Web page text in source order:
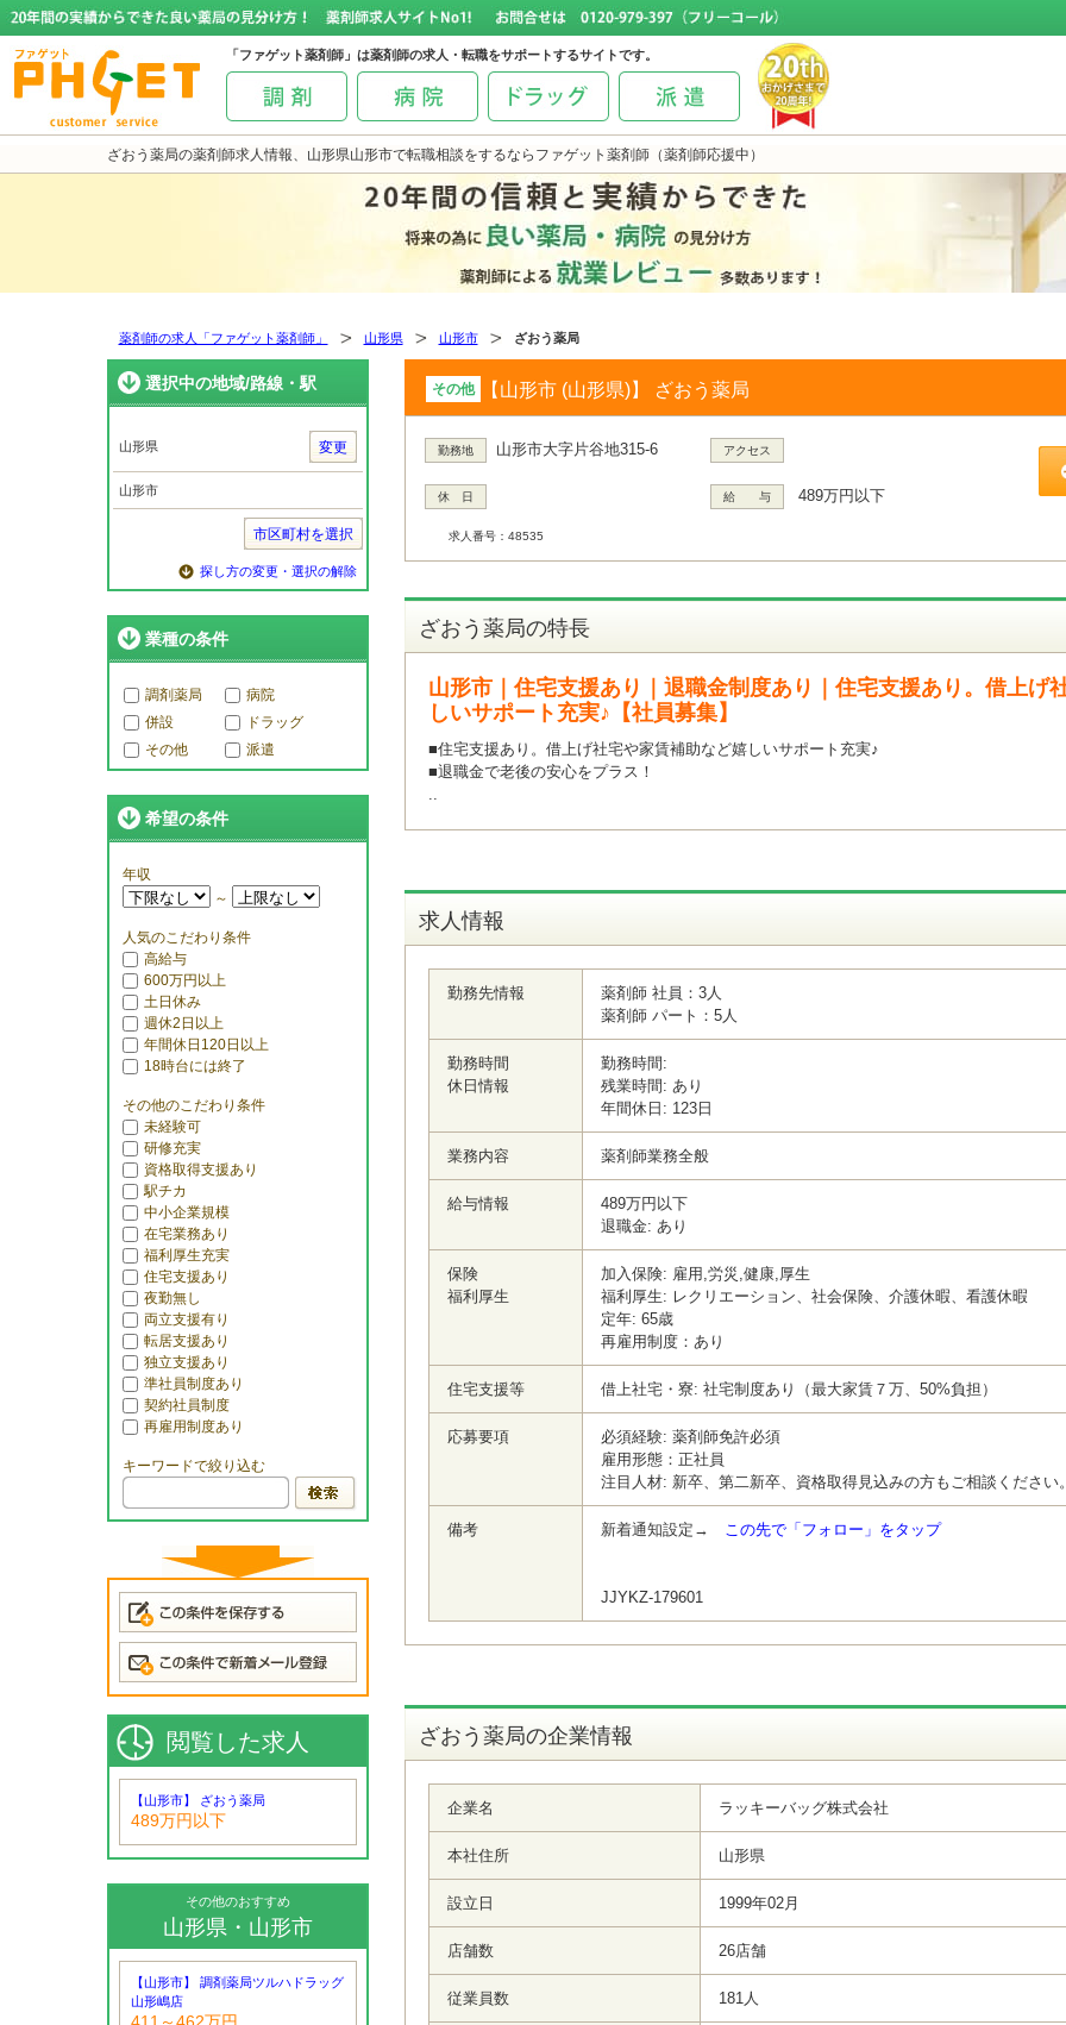
ざおう薬局の薬剤師求人情報、山形県山形市で転職相談をするならファゲット薬剤師（薬剤師応援中）
「ファゲット薬剤師」は薬剤師の求人・転職をサポートするサイトです。
薬剤師の求人「ファゲット薬剤師」 山形県 山形市 ざおう薬局
選択中の地域/路線・駅
山形県 変更
山形市
市区町村を選択
探し方の変更・選択の解除
業種の条件
調剤薬局
病院
併設
ドラッグ
その他
派遣
希望の条件
年収
～
人気のこだわり条件
高給与
600万円以上
土日休み
週休2日以上
年間休日120日以上
18時台には終了
その他のこだわり条件
未経験可
研修充実
資格取得支援あり
駅チカ
中小企業規模
在宅業務あり
福利厚生充実
住宅支援あり
夜勤無し
両立支援有り
転居支援あり
独立支援あり
準社員制度あり
契約社員制度
再雇用制度あり
キーワードで絞り込む
閲覧した求人
【山形市】 ざおう薬局
489万円以下
その他のおすすめ
山形県・山形市
【山形市】 調剤薬局ツルハドラッグ
山形嶋店
その他 【山形市 (山形県)】 ざおう薬局
勤務地 山形市大字片谷地315-6 アクセス
休 日 給 与 489万円以下
求人番号：48535
ざおう薬局の特長
山形市｜住宅支援あり｜退職金制度あり｜住宅支援あり。借上げ
しいサポート充実♪【社員募集】
■住宅支援あり。借上げ社宅や家賃補助など嬉しいサポート充実♪
■退職金で老後の安心をプラス！
..
求人情報
勤務先情報
薬剤師 社員：3人
薬剤師 パート：5人
勤務時間
休日情報
勤務時間:
残業時間: あり
年間休日: 123日
業務内容 薬剤師業務全般
給与情報
489万円以下
退職金: あり
保険
福利厚生
加入保険: 雇用,労災,健康,厚生
福利厚生: レクリエーション、社会保険、介護休暇、看護休暇
定年: 65歳
再雇用制度：あり
住宅支援等 借上社宅・寮: 社宅制度あり（最大家賃７万、50%負担）
応募要項
必須経験: 薬剤師免許必須
雇用形態：正社員
注目人材: 新卒、第二新卒、資格取得見込みの方もご相談ください
備考 新着通知設定→ この先で「フォロー」をタップ
JJYKZ-179601
ざおう薬局の企業情報
企業名 ラッキーバッグ株式会社
本社住所 山形県
設立日 1999年02月
店舗数 26店舗
従業員数 181人